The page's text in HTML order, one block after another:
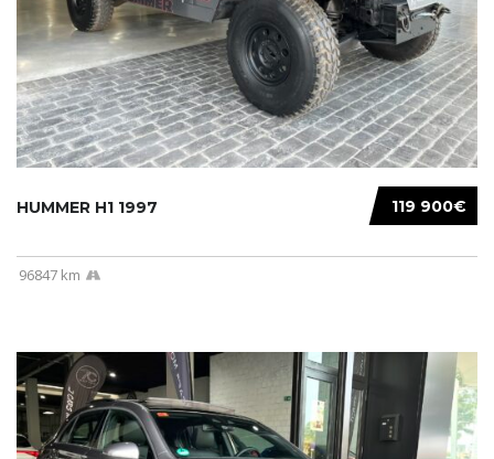
119 900€
HUMMER H1 1997
96847 km